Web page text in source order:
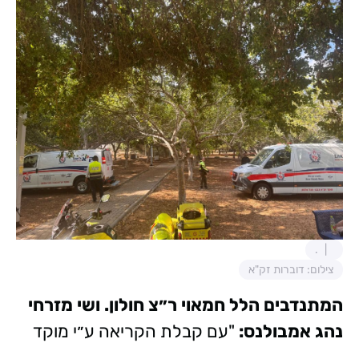
.
צילום: דוברות זק"א
המתנדבים הלל חמאוי ר״צ חולון. ושי מזרחי
נהג אמבולנס: "עם קבלת הקריאה ע״י מוקד